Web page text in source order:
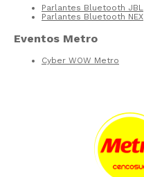
Parlantes Bluetooth JBL
Parlantes Bluetooth NEX
Eventos Metro
Cyber WOW Metro